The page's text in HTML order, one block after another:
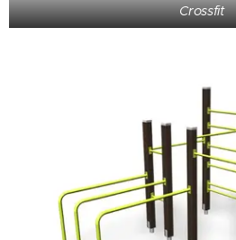
Crossfit